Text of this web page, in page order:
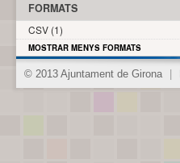
FORMATS
CSV (1)
MOSTRAR MENYS FORMATS
© 2013 Ajuntament de Girona